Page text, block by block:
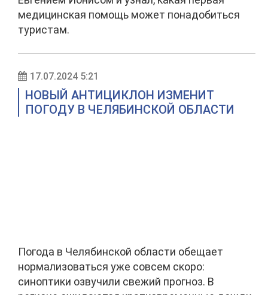
медицинская помощь может понадобиться
туристам.
17.07.2024 5:21
НОВЫЙ АНТИЦИКЛОН ИЗМЕНИТ
ПОГОДУ В ЧЕЛЯБИНСКОЙ ОБЛАСТИ
Погода в Челябинской области обещает
нормализоваться уже совсем скоро:
синоптики озвучили свежий прогноз. В